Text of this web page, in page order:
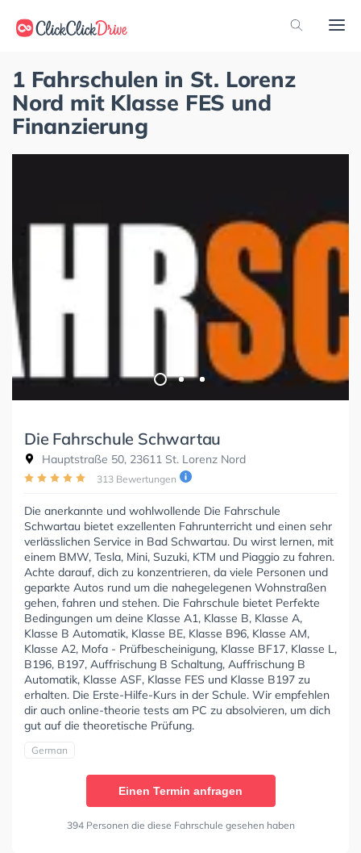
1 Fahrschulen in St. Lorenz
Nord mit Klasse FES und
Finanzierung
Die Fahrschule Schwartau
Hauptstraße 50, 23611 St. Lorenz Nord
313 Bewertungen
Die anerkannte und wohlwollende Die Fahrschule
Schwartau bietet exzellenten Fahrunterricht und einen sehr
verlässlichen Service in Bad Schwartau. Du wirst lernen, mit
einem BMW, Tesla, Mini, Suzuki, KTM und Piaggio zu fahren.
Achte darauf, dich zu konzentrieren, da viele Personen und
geparkte Autos rund um die nahegelegenen Wohnstraßen
gehen, fahren und stehen. Die Fahrschule bietet Perfekte
Bedingungen um deine Klasse A1, Klasse B, Klasse A,
Klasse B Automatik, Klasse BE, Klasse B96, Klasse AM,
Klasse A2, Mofa - Prüfbescheinigung, Klasse BF17, Klasse L,
B196, B197, Auffrischung B Schaltung, Auffrischung B
Automatik, Klasse ASF, Klasse FES und Klasse B197 zu
erhalten. Die Erste-Hilfe-Kurs in der Schule. Wir empfehlen
dir auch online-theorie tests am PC zu absolvieren, um dich
gut auf die theoretische Prüfung.
German
Einen Termin anfragen
394 Personen die diese Fahrschule gesehen haben